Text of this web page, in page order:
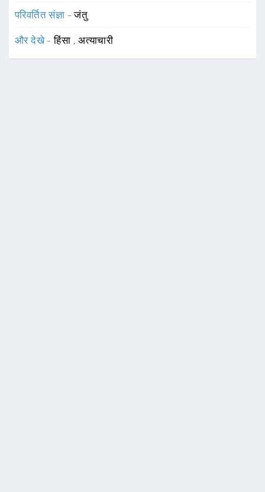
परिवर्तित संज्ञा -जंतु
और देखे -हिंसा ,अत्याचारी